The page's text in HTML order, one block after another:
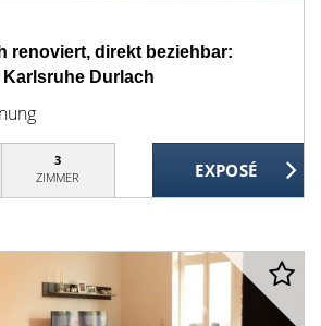
renoviert, direkt beziehbar:
Durlach
3
ZIMMER